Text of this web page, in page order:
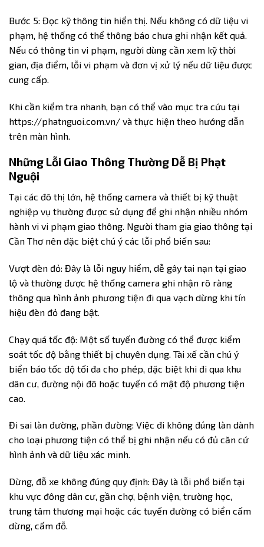
Bước 5: Đọc kỹ thông tin hiển thị. Nếu không có dữ liệu vi
phạm, hệ thống có thể thông báo chưa ghi nhận kết quả.
Nếu có thông tin vi phạm, người dùng cần xem kỹ thời
gian, địa điểm, lỗi vi phạm và đơn vị xử lý nếu dữ liệu được
cung cấp.
Khi cần kiểm tra nhanh, bạn có thể vào mục tra cứu tại
https://phatnguoi.com.vn/ và thực hiện theo hướng dẫn
trên màn hình.
Những Lỗi Giao Thông Thường Dễ Bị Phạt
Nguội
Tại các đô thị lớn, hệ thống camera và thiết bị kỹ thuật
nghiệp vụ thường được sử dụng để ghi nhận nhiều nhóm
hành vi vi phạm giao thông. Người tham gia giao thông tại
Cần Thơ nên đặc biệt chú ý các lỗi phổ biến sau:
Vượt đèn đỏ: Đây là lỗi nguy hiểm, dễ gây tai nạn tại giao
lộ và thường được hệ thống camera ghi nhận rõ ràng
thông qua hình ảnh phương tiện đi qua vạch dừng khi tín
hiệu đèn đỏ đang bật.
Chạy quá tốc độ: Một số tuyến đường có thể được kiểm
soát tốc độ bằng thiết bị chuyên dụng. Tài xế cần chú ý
biển báo tốc độ tối đa cho phép, đặc biệt khi đi qua khu
dân cư, đường nội đô hoặc tuyến có mật độ phương tiện
cao.
Đi sai làn đường, phần đường: Việc đi không đúng làn dành
cho loại phương tiện có thể bị ghi nhận nếu có đủ căn cứ
hình ảnh và dữ liệu xác minh.
Dừng, đỗ xe không đúng quy định: Đây là lỗi phổ biến tại
khu vực đông dân cư, gần chợ, bệnh viện, trường học,
trung tâm thương mại hoặc các tuyến đường có biển cấm
dừng, cấm đỗ.